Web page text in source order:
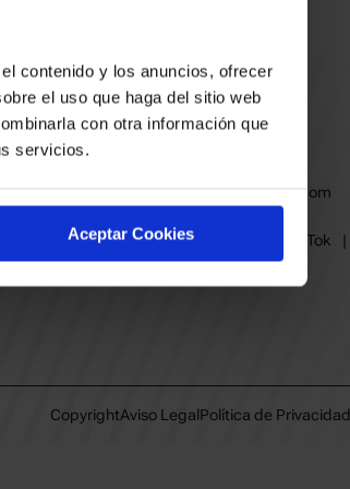
contenido y los anuncios, ofrecer
el uso que haga del sitio web
con otra información que
servicios.
Aceptar Cookies
baskonia@baskonia.com
Instagram
TikTok |
Youtube
| Linkedin
CopyrightAviso LegalPolítica de Privacidad